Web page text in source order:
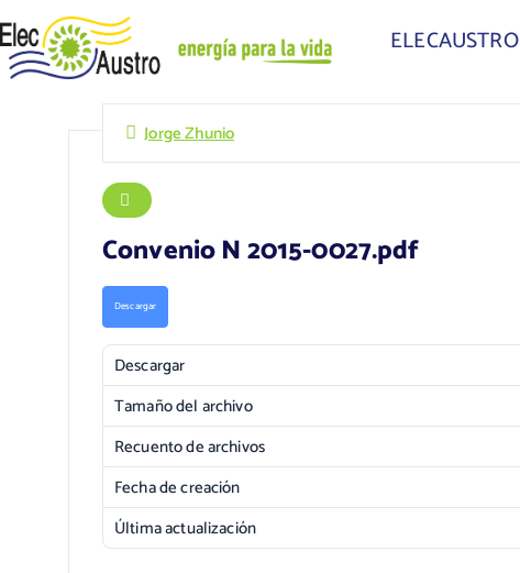
ELECAUSTRO
Jorge Zhunio
Convenio N 2015-0027.pdf
Descargar
Descargar
Tamaño del archivo
Recuento de archivos
Fecha de creación
Última actualización